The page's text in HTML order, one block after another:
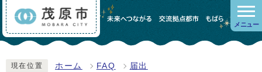
メニュー
現在位置 ホーム FAQ 届出